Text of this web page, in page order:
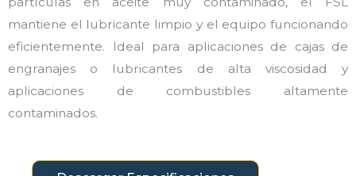
mantiene el lubricante limpio y el equipo funcionando
eficientemente. Ideal para aplicaciones de cajas de
engranajes o lubricantes de alta viscosidad y
aplicaciones de combustibles altamente
contaminados.